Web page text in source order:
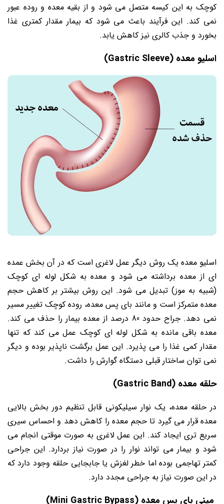
کوچک به این کیسه متصل می شود و از بقیه معده و روده عبور
نمی کند. این فرآیند باعث می شود که بیمار مقدار کمتری غذا
بخورد و جذب کالری نیز کاهش یابد.
اسلیو معده (Gastric Sleeve)
اسلیو معده یک روش دیگر عمل لاغری است که در آن بخش عمده
ای از معده برداشته می شود و معده به شکل لوله ای کوچک
(شبیه به موز) تبدیل می شود. این روش بیشتر بر کاهش حجم
معده متمرکز است و مانند بای پس معده، روده کوچک تغییر مسیر
نمی دهد. جراح حدود 80 درصد از معده بیمار را حذف می کند.
معده باقی مانده به شکل لوله ای کوچک عمل می کند که تنها
مقدار کمی غذا را می پذیرد. این عمل برگشت ناپذیر بوده و دیگر
نمی توان ساختار قبلی دستگاه گوارش را داشت.
حلقه معده (Gastric Band)
در حلقه معده، یک نوار سیلیکونی قابل تنظیم دور بخش بالایی
معده قرار می گیرد تا حجم معده را کاهش دهد و احساس سیری
سریع تری ایجاد کند. این عمل لاغری به صورت موقتی انجام می
شود و بیمار می تواند نوار را در صورت نیاز بردارد. این جراحی
کمتر تهاجمی بوده اما خطر لغزش یا جابجایی حلقه وجود دارد که
در این صورت نیاز به جراحی مجدد دارد.
مینی بای پس معده (Mini Gastric Bypass)